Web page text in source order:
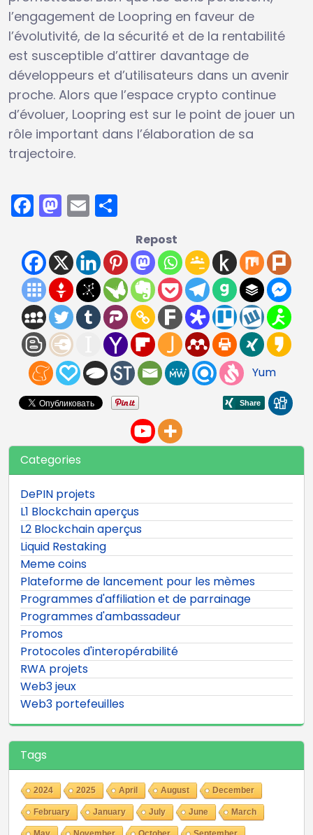
l’engagement de Loopring en faveur de
l’évolutivité, de la sécurité et de la rentabilité
est susceptible d’attirer davantage de
développeurs et d’utilisateurs dans un avenir
proche. Alors que l’espace crypto continue
d’évoluer, Loopring est sur le point de jouer un
rôle important dans l’élaboration de sa
trajectoire.
Facebook
Mastodon
Email
Repost
Yum
Categories
DePIN projets
L1 Blockchain aperçus
L2 Blockchain aperçus
Liquid Restaking
Meme coins
Plateforme de lancement pour les mèmes
Programmes d'affiliation et de parrainage
Programmes d'ambassadeur
Promos
Protocoles d'interopérabilité
RWA projets
Web3 jeux
Web3 portefeuilles
Tags
2024 2025 April August December
February January July June March